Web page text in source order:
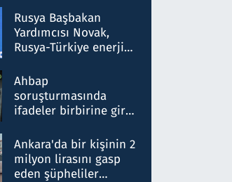
Rusya Başbakan
Yardımcısı Novak,
Rusya-Türkiye enerji
nitelikte olduğunu
belirtti
Ahbap
soruşturmasında
ifadeler birbirine girdi:
ifadelerinden ortaya
çıkan tablo şok etti
Ankara'da bir kişinin 2
milyon lirasını gasp
eden şüpheliler